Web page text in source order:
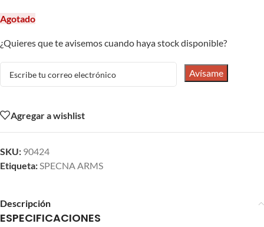
Agotado
¿Quieres que te avisemos cuando haya stock disponible?
Avísame
Agregar a wishlist
SKU: 90424
Etiqueta:SPECNA ARMS
Descripción
ESPECIFICACIONES